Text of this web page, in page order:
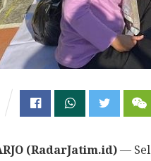
(RadarJatim.id) —